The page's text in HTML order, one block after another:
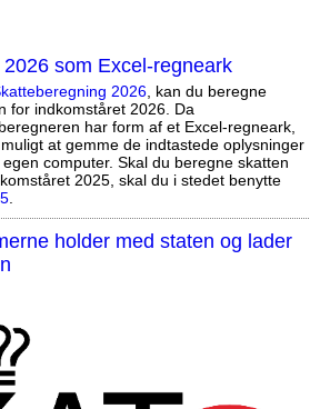
som Excel-regneark
2026, kan du beregne
for indkomståret 2026. Da
har form af et Excel-regneark,
at gemme de indtastede oplysninger
egen computer. Skal du beregne skatten
2025, skal du i stedet benytte
.
holder med staten og lader